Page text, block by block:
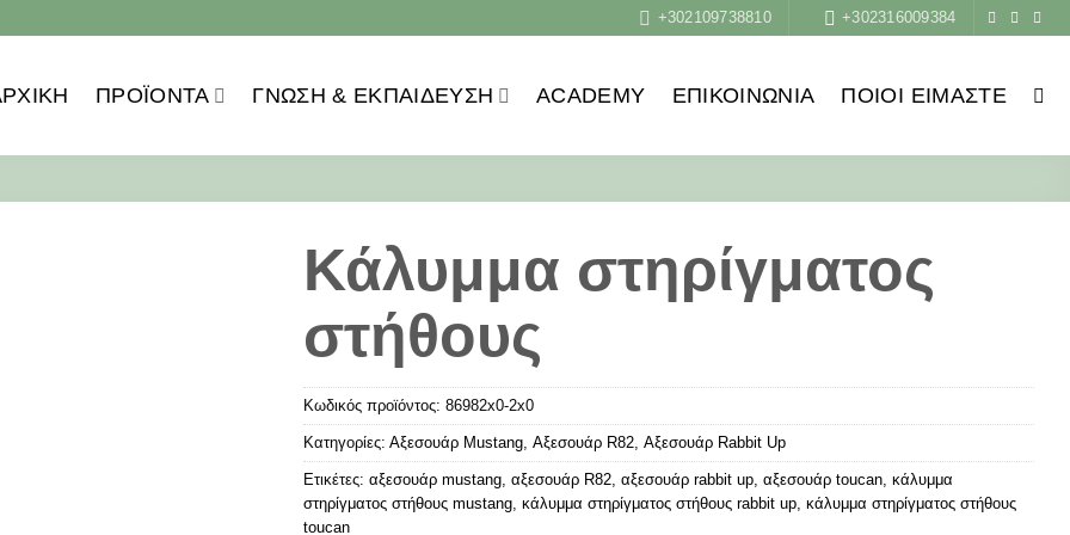
+302109738810 +302316009384
ΠΡΟΪOΝΤΑ ΓΝΏΣΗ & ΕΚΠΑΊΔΕΥΣΗ ACADEMY ΕΠΙΚΟΙΝΩΝΙΑ ΠΟΙΟΙ ΕΊΜΑΣΤΕ
Κάλυμμα στηρίγματος
στήθους
Κωδικός προϊόντος: 86982x0-2x0
Κατηγορίες: Αξεσουάρ Mustang, Αξεσουάρ R82, Αξεσουάρ Rabbit Up
Ετικέτες: αξεσουάρ mustang, αξεσουάρ R82, αξεσουάρ rabbit up, αξεσουάρ toucan, κάλυμμα
στηρίγματος στήθους mustang, κάλυμμα στηρίγματος στήθους rabbit up, κάλυμμα στηρίγματος στήθους
toucan